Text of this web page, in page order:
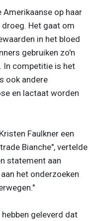
op haar
Het gaat om
in het bloed
gebruiken zo'n
In competitie is het
ook andere
en lactaat worden
Faulkner een
Bianche", vertelde
statement aan
het onderzoeken
geleverd dat